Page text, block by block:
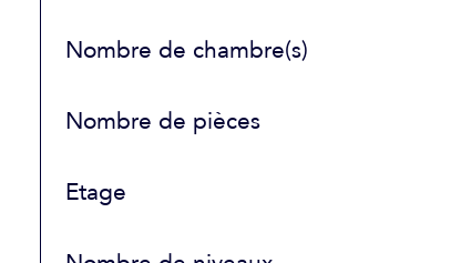
Nombre de chambre(s)
Nombre de pièces
Etage